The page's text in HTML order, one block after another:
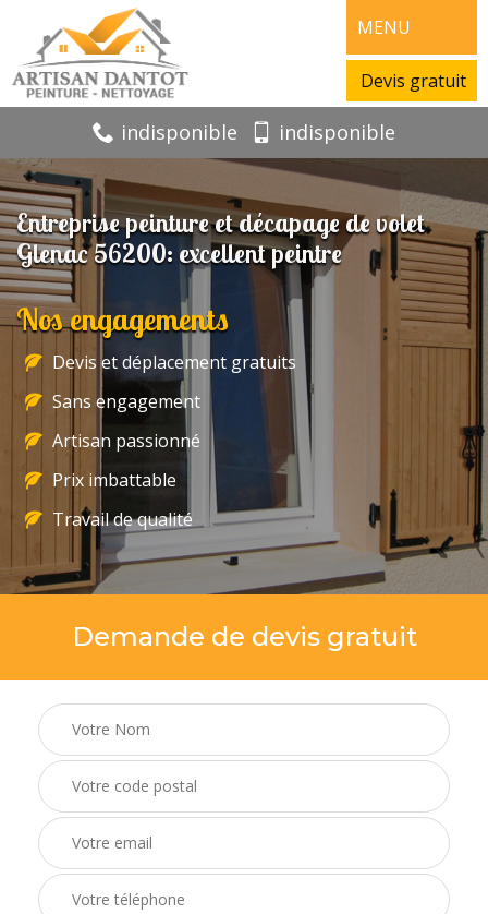
MENU
Devis gratuit
indisponible indisponible
Entreprise peinture et décapage de volet
Glenac 56200: excellent peintre
Nos engagements
Devis et déplacement gratuits
Sans engagement
Artisan passionné
Prix imbattable
Travail de qualité
Demande de devis gratuit